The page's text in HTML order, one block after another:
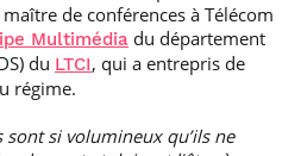
de conférences à Télécom
Multimédia du département
du LTCI, qui a entrepris de
régime.
sont si volumineux qu’ils ne